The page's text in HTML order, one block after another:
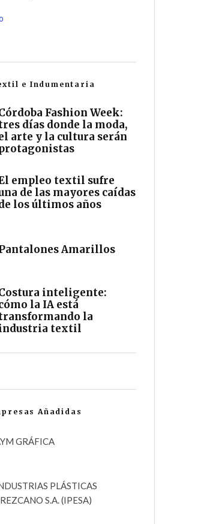
e Indumentaria
Fashion Week:
días donde la moda,
arte y la cultura serán
empleo textil sufre
de las mayores caídas
los últimos años
Amarillos
inteligente:
la IA está
la
textil
Añadidas
GRÁFICA
PLÁSTICAS
S.A. (IPESA)